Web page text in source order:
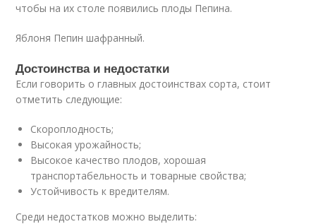
чтобы на их столе появились плоды Пепина.
Яблоня Пепин шафранный.
Достоинства и недостатки
Если говорить о главных достоинствах сорта, стоит
отметить следующие:
Скороплодность;
Высокая урожайность;
Высокое качество плодов, хорошая
транспортабельность и товарные свойства;
Устойчивость к вредителям.
Среди недостатков можно выделить: